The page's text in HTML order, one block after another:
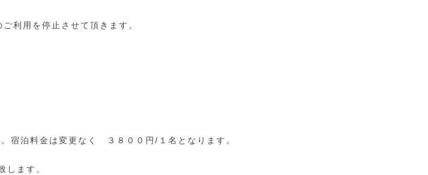
利用を停止させて頂きます。
宿泊料金は変更なく ３８００円/１名となります。
します。